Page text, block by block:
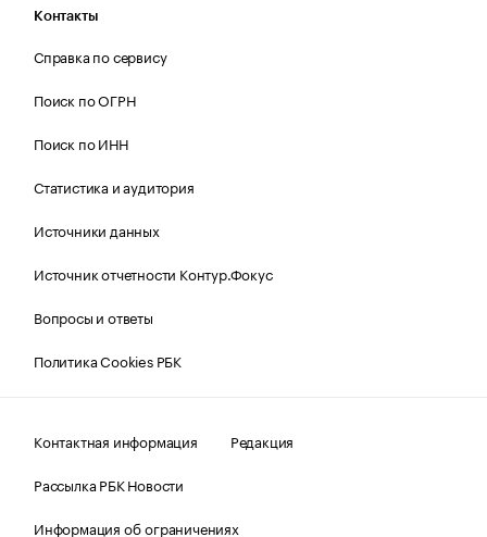
Контакты
Справка по сервису
Поиск по ОГРН
Поиск по ИНН
Статистика и аудитория
Источники данных
Источник отчетности Контур.Фокус
Вопросы и ответы
Политика Cookies РБК
Контактная информация
Редакция
Рассылка РБК Новости
Информация об ограничениях